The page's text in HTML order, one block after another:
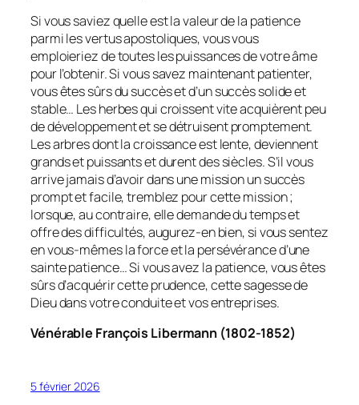
Si vous saviez quelle est la valeur de la patience
parmi les vertus apostoliques, vous vous
emploieriez de toutes les puissances de votre âme
pour l’obtenir. Si vous savez maintenant patienter,
vous êtes sûrs du succès et d’un succès solide et
stable… Les herbes qui croissent vite acquièrent peu
de développement et se détruisent promptement.
Les arbres dont la croissance est lente, deviennent
grands et puissants et durent des siècles. S’il vous
arrive jamais d’avoir dans une mission un succès
prompt et facile, tremblez pour cette mission ;
lorsque, au contraire, elle demande du temps et
offre des difficultés, augurez-en bien, si vous sentez
en vous-mêmes la force et la persévérance d’une
sainte patience… Si vous avez la patience, vous êtes
sûrs d’acquérir cette prudence, cette sagesse de
Dieu dans votre conduite et vos entreprises.
Vénérable François Libermann (1802-1852)
5 février 2026